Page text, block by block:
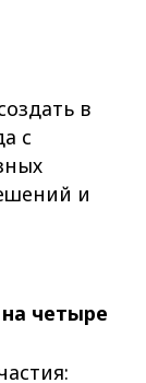
в
с
и
четыре